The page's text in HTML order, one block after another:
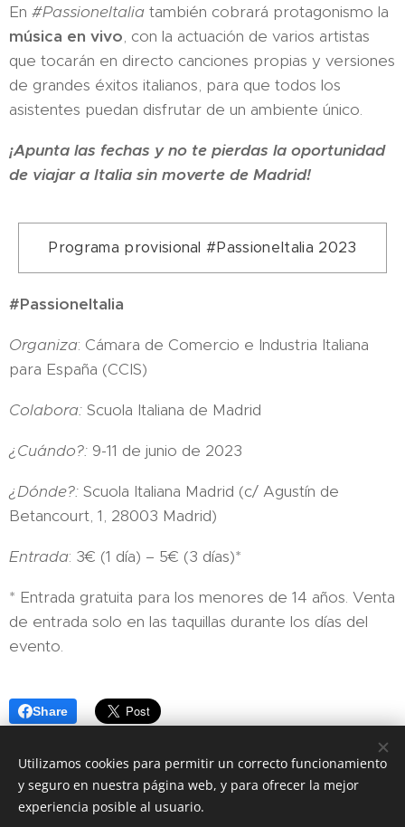
En #PassioneItalia también cobrará protagonismo la
música en vivo, con la actuación de varios artistas
que tocarán en directo canciones propias y versiones
de grandes éxitos italianos, para que todos los
asistentes puedan disfrutar de un ambiente único.
¡Apunta las fechas y no te pierdas la oportunidad
de viajar a Italia sin moverte de Madrid!
Programa provisional #PassioneItalia 2023
#PassioneItalia
Organiza: Cámara de Comercio e Industria Italiana
para España (CCIS)
Colabora: Scuola Italiana de Madrid
¿Cuándo?: 9-11 de junio de 2023
¿Dónde?: Scuola Italiana Madrid (c/ Agustín de
Betancourt, 1, 28003 Madrid)
Entrada: 3€ (1 día) – 5€ (3 días)*
* Entrada gratuita para los menores de 14 años. Venta
de entrada solo en las taquillas durante los días del
evento.
Share
Página realizada por la Cámara de Comercio e Industria Italiana
Utilizamos cookies para permitir un correcto funcionamiento
y seguro en nuestra página web, y para ofrecer la mejor
experiencia posible al usuario.